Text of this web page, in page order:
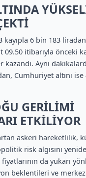
kayıpla 6 bin 183
09.50 itibarıyla önceki
kazandı. Aynı
Cumhuriyet altını
GERİLİMİ
ETKİLİYOR
askeri hareketlilik,
risk algısını
da yukarı
beklentileri ve merkez